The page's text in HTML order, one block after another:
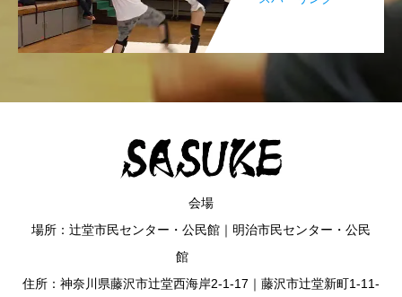
会場
場所：辻堂市民センター・公民館｜明治市民センター・公民
館
住所：神奈川県藤沢市辻堂西海岸2-1-17｜藤沢市辻堂新町1-11-